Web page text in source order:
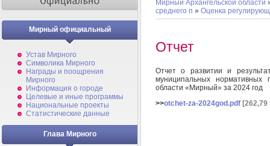
Мирный официальный
Устав Мирного
Символика Мирного
Награды и поощрения
Мирного
Информация о городе
Целевые и иные программы
Национальные проекты
Статистические данные
Глава Мирного
Мирный Архангельской области
среднего п » Оценка
Отчет
Отчет о развитии и
муниципальных нормативных
области «Мирный» за 2024 год
>>otchet-za-2024god.pdf [262,79